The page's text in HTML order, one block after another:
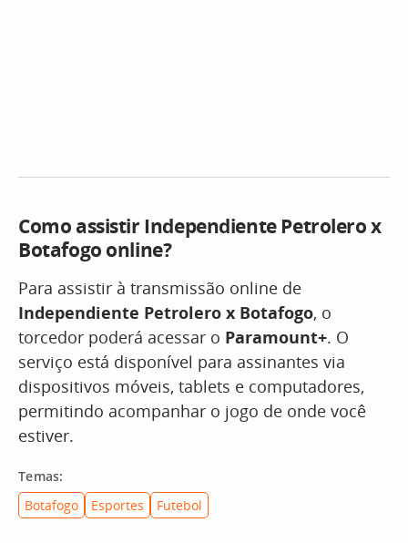
Como assistir Independiente Petrolero x
Botafogo online?
Para assistir à transmissão online de
Independiente Petrolero x Botafogo, o
torcedor poderá acessar o Paramount+. O
serviço está disponível para assinantes via
dispositivos móveis, tablets e computadores,
permitindo acompanhar o jogo de onde você
estiver.
Temas:
Botafogo
Esportes Futebol